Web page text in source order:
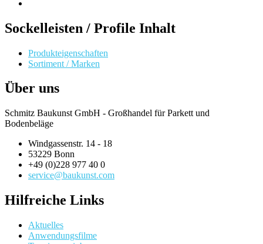
Sockelleisten / Profile Inhalt
Produkteigenschaften
Sortiment / Marken
Über uns
Schmitz Baukunst GmbH - Großhandel für Parkett und
Bodenbeläge
Windgassenstr. 14 - 18
53229 Bonn
+49 (0)228 977 40 0
service@baukunst.com
Hilfreiche Links
Aktuelles
Anwendungsfilme